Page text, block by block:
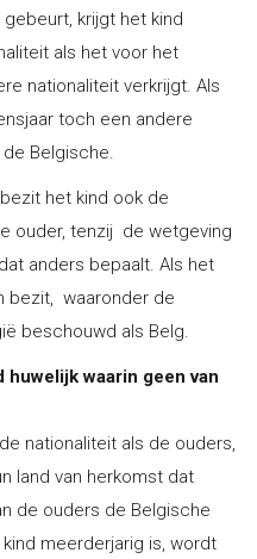
krijgt het kind
als het voor het
nationaliteit verkrijgt. Als
toch een andere
Belgische.
het kind ook de
ouder, tenzij de wetgeving
anders bepaalt. Als het
bezit, waaronder de
beschouwd als Belg.
waarin geen van
nationaliteit als de ouders,
land van herkomst dat
de ouders de Belgische
meerderjarig is, wordt